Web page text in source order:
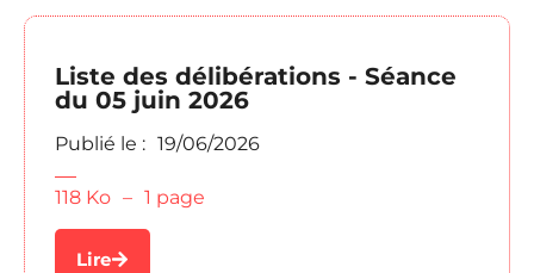
Liste des délibérations - Séance
du 05 juin 2026
Publié le : 19/06/2026
118 Ko – 1 page
Lire